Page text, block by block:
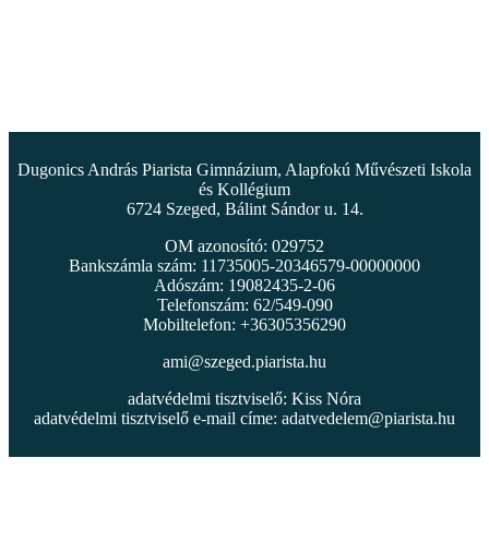
Dugonics András Piarista Gimnázium, Alapfokú Művészeti Iskola
és Kollégium
6724 Szeged, Bálint Sándor u. 14.
OM azonosító: 029752
Bankszámla szám: 11735005-20346579-00000000
Adószám: 19082435-2-06
Telefonszám: 62/549-090
Mobiltelefon: +36305356290
ami@szeged.piarista.hu
adatvédelmi tisztviselő: Kiss Nóra
adatvédelmi tisztviselő e-mail címe: adatvedelem@piarista.hu